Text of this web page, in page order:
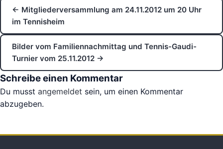
← Mitgliederversammlung am 24.11.2012 um 20 Uhr
im Tennisheim
Bilder vom Familiennachmittag und Tennis-Gaudi-
Turnier vom 25.11.2012 →
Schreibe einen Kommentar
Du musst angemeldet sein, um einen Kommentar
abzugeben.